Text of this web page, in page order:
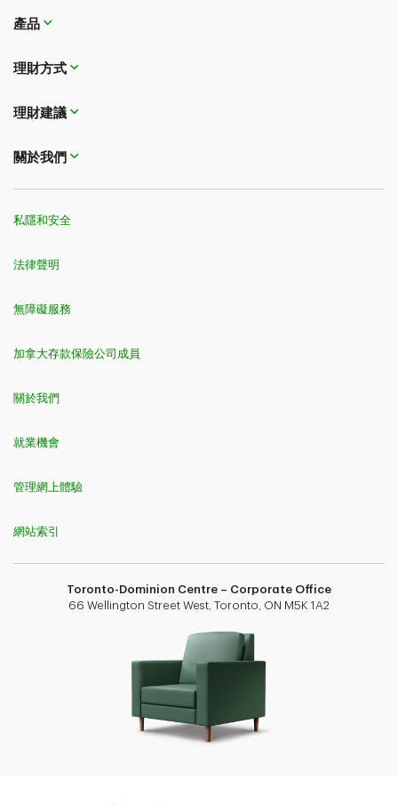
產品
理財方式​​​​​​​
理財建議
關於我們
私隱和安全
法律聲明
無障礙服務
加拿大存款保險公司成員
關於我們
就業機會
管理網上體驗
網站索引
Toronto-Dominion Centre – Corporate Office
66 Wellington Street West, Toronto, ON M5K 1A2